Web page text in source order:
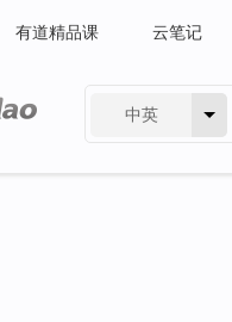
有道精品课 云笔记
中英